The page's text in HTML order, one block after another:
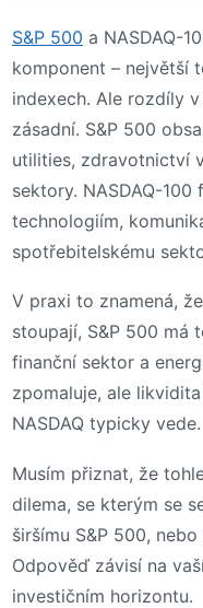
S&P 500 a NASDAQ-
komponent – největší
indexech. Ale rozdíly
zásadní. S&P 500
utilities, zdravotnictví
sektory. NASDAQ-100
technologiím,
spotřebitelskému
V praxi to znamená,
stoupají, S&P 500 má
finanční sektor a
zpomaluje, ale
NASDAQ typicky vede.
Musím přiznat, že
dilema, se kterým se
širšímu S&P 500,
Odpověď závisí na
investičním horizontu.